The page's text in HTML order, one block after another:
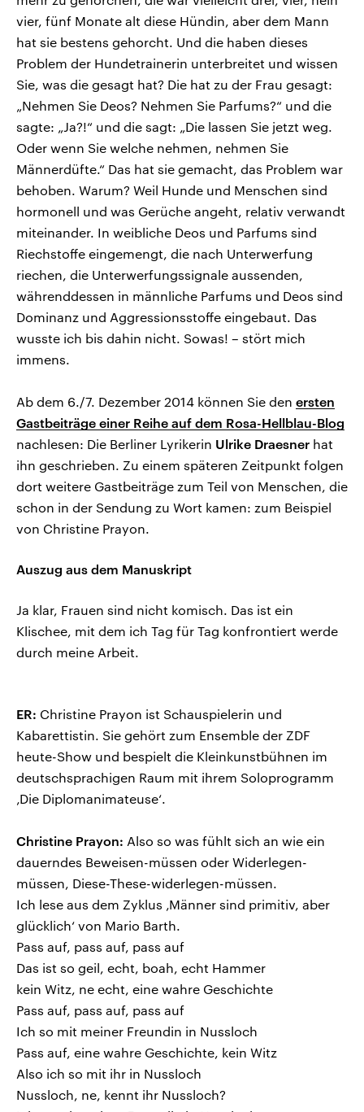
vier, fünf Monate alt diese Hündin, aber dem Mann
hat sie bestens gehorcht. Und die haben dieses
Problem der Hundetrainerin unterbreitet und wissen
Sie, was die gesagt hat? Die hat zu der Frau gesagt:
„Nehmen Sie Deos? Nehmen Sie Parfums?“ und die
sagte: „Ja?!“ und die sagt: „Die lassen Sie jetzt weg.
Oder wenn Sie welche nehmen, nehmen Sie
Männerdüfte.“ Das hat sie gemacht, das Problem war
behoben. Warum? Weil Hunde und Menschen sind
hormonell und was Gerüche angeht, relativ verwandt
miteinander. In weibliche Deos und Parfums sind
Riechstoffe eingemengt, die nach Unterwerfung
riechen, die Unterwerfungssignale aussenden,
währenddessen in männliche Parfums und Deos sind
Dominanz und Aggressionsstoffe eingebaut. Das
wusste ich bis dahin nicht. Sowas! – stört mich
immens.
Ab dem 6./7. Dezember 2014 können Sie den ersten
Gastbeiträge einer Reihe auf dem Rosa-Hellblau-Blog
nachlesen: Die Berliner Lyrikerin Ulrike Draesner hat
ihn geschrieben. Zu einem späteren Zeitpunkt folgen
dort weitere Gastbeiträge zum Teil von Menschen, die
schon in der Sendung zu Wort kamen: zum Beispiel
von Christine Prayon.
Auszug aus dem Manuskript
Ja klar, Frauen sind nicht komisch. Das ist ein
Klischee, mit dem ich Tag für Tag konfrontiert werde
durch meine Arbeit.
ER: Christine Prayon ist Schauspielerin und
Kabarettistin. Sie gehört zum Ensemble der ZDF
heute-Show und bespielt die Kleinkunstbühnen im
deutschsprachigen Raum mit ihrem Soloprogramm
‚Die Diplomanimateuse‘.
Christine Prayon: Also so was fühlt sich an wie ein
dauerndes Beweisen-müssen oder Widerlegen-
müssen, Diese-These-widerlegen-müssen.
Ich lese aus dem Zyklus ‚Männer sind primitiv, aber
glücklich‘ von Mario Barth.
Pass auf, pass auf, pass auf
Das ist so geil, echt, boah, echt Hammer
kein Witz, ne echt, eine wahre Geschichte
Pass auf, pass auf, pass auf
Ich so mit meiner Freundin in Nussloch
Pass auf, eine wahre Geschichte, kein Witz
Also ich so mit ihr in Nussloch
Nussloch, ne, kennt ihr Nussloch?